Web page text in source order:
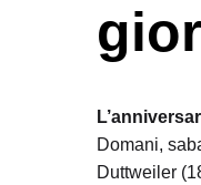
Domani,
Duttweiler